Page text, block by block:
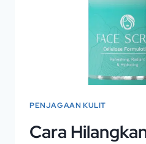
PENJAGAAN KULIT
Cara